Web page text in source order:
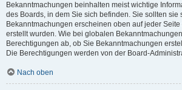
Bekanntmachungen beinhalten meist wichtige
des Boards, in dem Sie sich befinden. Sie sollten sie
Bekanntmachungen erscheinen oben auf jeder
erstellt wurden. Wie bei globalen
Berechtigungen ab, ob Sie Bekanntmachungen
Die Berechtigungen werden von der Board-
Nach oben